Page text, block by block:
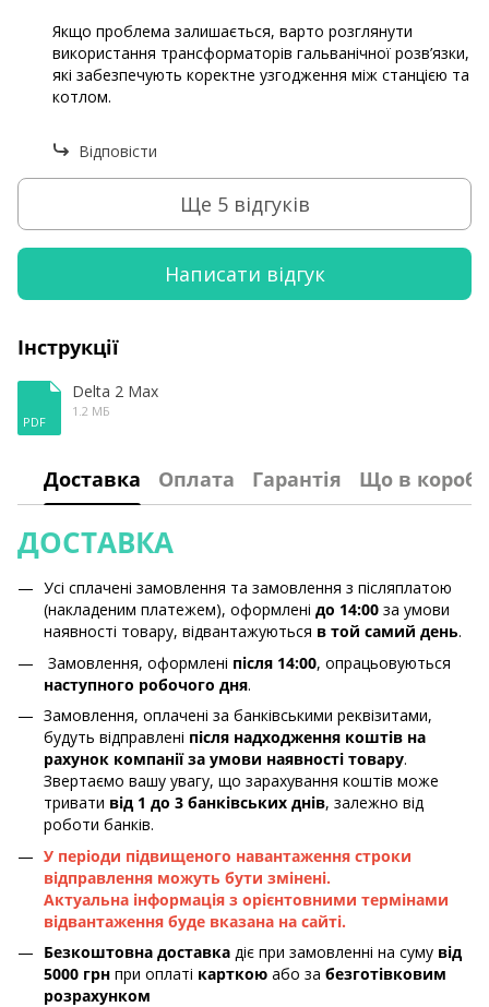
Якщо проблема залишається, варто розглянути
використання трансформаторів гальванічної розв’язки,
які забезпечують коректне узгодження між станцією та
котлом.
Відповісти
Ще 5 відгуків
Написати відгук
Інструкції
PDF
Delta 2 Max
1.2 МБ
Доставка Оплата Гарантія Що в
ДОСТАВКА
Усі сплачені замовлення та замовлення з післяплатою
(накладеним платежем), оформлені до 14:00 за умови
наявності товару, відвантажуються в той самий день.
Замовлення, оформлені після 14:00, опрацьовуються
наступного робочого дня.
Замовлення, оплачені за банківськими реквізитами,
будуть відправлені після надходження коштів на
рахунок компанії за умови наявності товару.
Звертаємо вашу увагу, що зарахування коштів може
тривати від 1 до 3 банківських днів, залежно від
роботи банків.
У періоди підвищеного навантаження строки
відправлення можуть бути змінені.
Актуальна інформація з орієнтовними термінами
відвантаження буде вказана на сайті.
Безкоштовна доставка діє при замовленні на суму від
5000 грн при оплаті карткою або за безготівковим
розрахунком